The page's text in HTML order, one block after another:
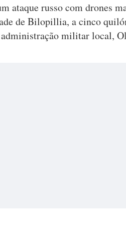
ataque russo com drones
de Bilopillia, a cinco
militar local,